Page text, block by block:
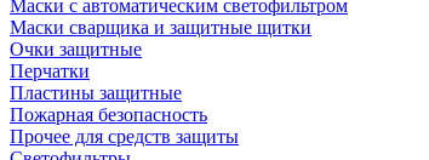
Маски с автоматическим светофильтром
Маски сварщика и защитные щитки
Очки защитные
Перчатки
Пластины защитные
Пожарная безопасность
Прочее для средств защиты